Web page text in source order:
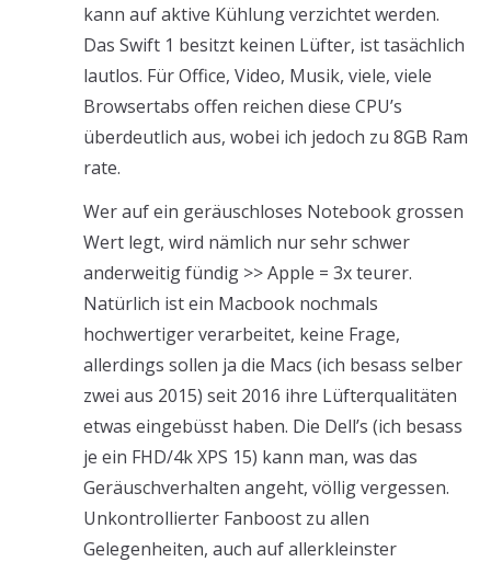
kann auf aktive Kühlung verzichtet werden.
Das Swift 1 besitzt keinen Lüfter, ist tasächlich
lautlos. Für Office, Video, Musik, viele, viele
Browsertabs offen reichen diese CPU’s
überdeutlich aus, wobei ich jedoch zu 8GB Ram
rate.
Wer auf ein geräuschloses Notebook grossen
Wert legt, wird nämlich nur sehr schwer
anderweitig fündig >> Apple = 3x teurer.
Natürlich ist ein Macbook nochmals
hochwertiger verarbeitet, keine Frage,
allerdings sollen ja die Macs (ich besass selber
zwei aus 2015) seit 2016 ihre Lüfterqualitäten
etwas eingebüsst haben. Die Dell’s (ich besass
je ein FHD/4k XPS 15) kann man, was das
Geräuschverhalten angeht, völlig vergessen.
Unkontrollierter Fanboost zu allen
Gelegenheiten, auch auf allerkleinster